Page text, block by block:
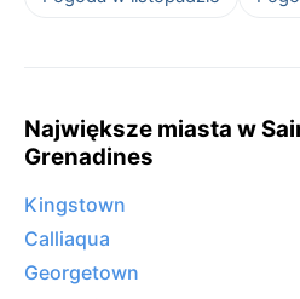
Największe miasta w
Grenadines
Kingstown
Calliaqua
Georgetown